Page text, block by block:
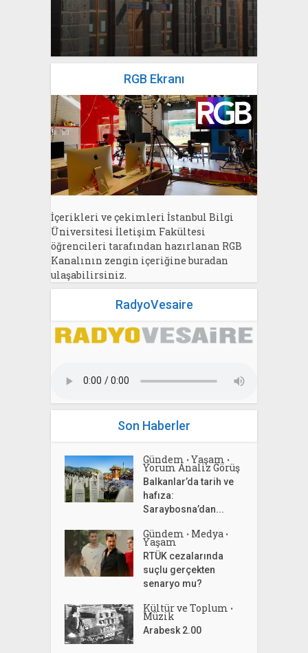
yazan
Bahri Ak
RGB Ekranı
İçerikleri ve çekimleri İstanbul Bilgi
Üniversitesi İletişim Fakültesi
öğrencileri tarafından hazırlanan RGB
Kanalının zengin içeriğine buradan
ulaşabilirsiniz.
RadyoVesaire
Son Haberler
Gündem • Yaşam •
Yorum Analiz Görüş
Balkanlar’da tarih ve
hafıza:
Saraybosna’dan...
Gündem • Medya •
Yaşam
RTÜK cezalarında
suçlu gerçekten
senaryo mu?
Kültür ve Toplum •
Müzik
Arabesk 2.00